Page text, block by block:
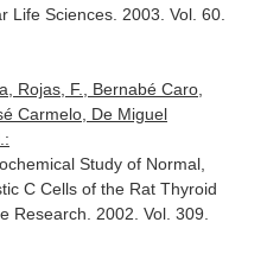
Life Sciences. 2003. Vol. 60.
Rojas, F., Bernabé Caro,
Carmelo, De Miguel
Study of Normal,
C Cells of the Rat Thyroid
Research . 2002. Vol. 309.